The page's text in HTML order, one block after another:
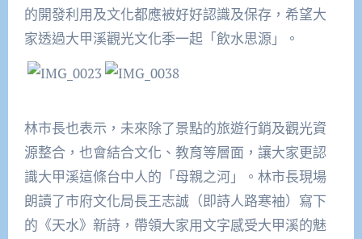
的開發利用及文化都應被好好認識及保存，希望大
家透過大甲溪觀光文化季一起「飲水思源」。
林市長也表示，未來除了景點的旅遊行銷及觀光資
源整合，也會結合文化、教育等層面，讓大家更認
識大甲溪這條台中人的「母親之河」。林市長現場
朗讀了市府文化局長王志誠（即詩人路寒袖）寫下
的《天水》新詩，帶領大家用文字感受大甲溪的魅